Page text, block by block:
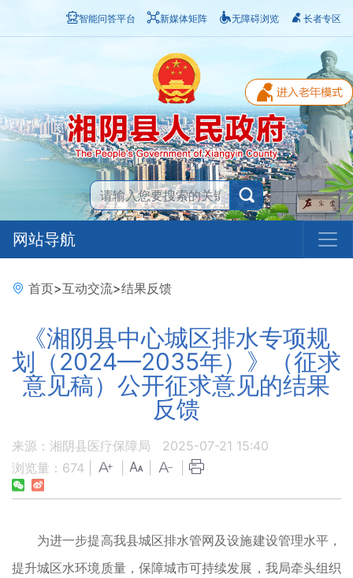
智能问答平台 新媒体矩阵 无障碍浏览 长者专区
网站导航
首页>互动交流>结果反馈
《湘阴县中心城区排水专项规
划（2024—2035年）》（征求
意见稿）公开征求意见的结果
反馈
来源：湘阴县医疗保障局
2025-07-21 15:40
浏览量： 674
为进一步提高我县城区排水管网及设施建设管理水平，
提升城区水环境质量，保障城市可持续发展，我局牵头组织